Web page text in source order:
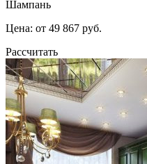
Шампань
Цена: от 49 867 руб.
Рассчитать